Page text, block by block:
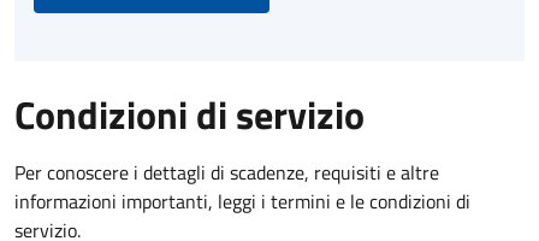
Condizioni di servizio
Per conoscere i dettagli di scadenze, requisiti e altre
informazioni importanti, leggi i termini e le condizioni di
servizio.